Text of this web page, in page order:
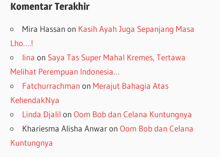
Komentar Terakhir
Mira Hassan on Kasih Ayah Juga Sepanjang Masa
Lho….!
lina on Saya Tas Super Mahal Kremes, Tertawa
Melihat Perempuan Indonesia…
Fatchurrachman on Merajut Bahagia Atas
KehendakNya
Linda Djalil onOom Bob dan Celana Kuntungnya
Khariesma Alisha AnwaronOom Bob dan Celana
Kuntungnya